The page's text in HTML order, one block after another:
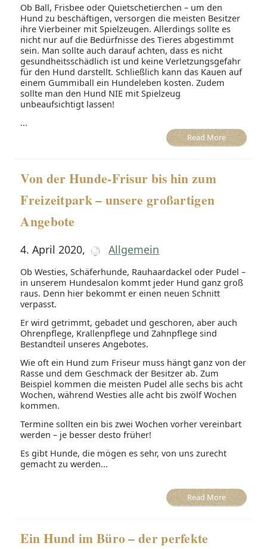
Ob Ball, Frisbee oder Quietschetierchen – um den
Hund zu beschäftigen, versorgen die meisten Besitzer
ihre Vierbeiner mit Spielzeugen. Allerdings sollte es
nicht nur auf die Bedürfnisse des Tieres abgestimmt
sein. Man sollte auch darauf achten, dass es nicht
gesundheitsschädlich ist und keine Verletzungsgefahr
für den Hund darstellt. Schließlich kann das Kauen auf
einem Gummiball ein Hundeleben kosten. Zudem
sollte man den Hund NIE mit Spielzeug
unbeaufsichtigt lassen!
...
Read More
Von der Hunde-Frisur bis hin zum
Freizeitpark – unsere großartigen
Angebote
4. April 2020, Allgemein
Ob Westies, Schäferhunde, Rauhaardackel oder Pudel –
in unserem Hundesalon kommt jeder Hund ganz groß
raus. Denn hier bekommt er einen neuen Schnitt
verpasst.
Er wird getrimmt, gebadet und geschoren, aber auch
Ohrenpflege, Krallenpflege und Zahnpflege sind
Bestandteil unseres Angebotes.
Wie oft ein Hund zum Friseur muss hängt ganz von der
Rasse und dem Geschmack der Besitzer ab. Zum
Beispiel kommen die meisten Pudel alle sechs bis acht
Wochen, während Westies alle acht bis zwölf Wochen
kommen.
Termine sollten ein bis zwei Wochen vorher vereinbart
werden – je besser desto früher!
Es gibt Hunde, die mögen es sehr, von uns zurecht
gemacht zu werden...
Read More
Ein Hund im Büro – der perfekte